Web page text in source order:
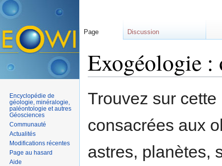
Exogéologie :
Trouvez sur
consacrées aux
astres, planètes,
Page Discussion
Encyclopédie de
géologie, minéralogie,
paléontologie et autres
Géosciences
Communauté
Actualités
Modifications récentes
Page au hasard
Aide